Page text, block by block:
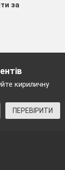
за
кириличну
ПЕРЕВІРИТИ